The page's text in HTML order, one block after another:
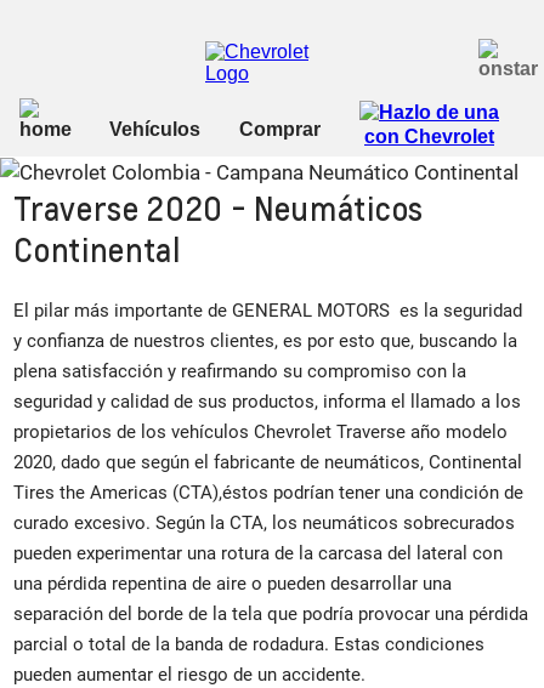
Traverse 2020 - Neumáticos
Continental
El pilar más importante de GENERAL MOTORS es la seguridad
y confianza de nuestros clientes, es por esto que, buscando la
plena satisfacción y reafirmando su compromiso con la
seguridad y calidad de sus productos, informa el llamado a los
propietarios de los vehículos Chevrolet Traverse año modelo
2020, dado que según el fabricante de neumáticos, Continental
Tires the Americas (CTA),éstos podrían tener una condición de
curado excesivo. Según la CTA, los neumáticos sobrecurados
pueden experimentar una rotura de la carcasa del lateral con
una pérdida repentina de aire o pueden desarrollar una
separación del borde de la tela que podría provocar una pérdida
parcial o total de la banda de rodadura. Estas condiciones
pueden aumentar el riesgo de un accidente.